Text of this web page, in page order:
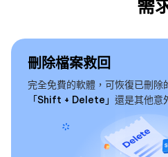
需
刪除檔案救回
完全免費的軟體，可恢復已刪除
「Shift + Delete」 還是其他意